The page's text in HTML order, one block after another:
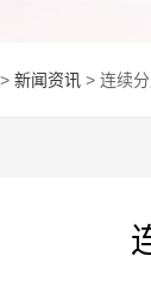
> 新闻资讯 > 连续